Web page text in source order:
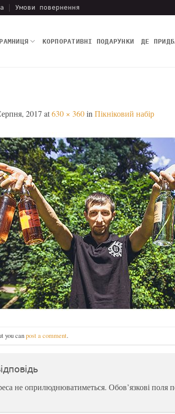
Умови повернення
КОРПОРАТИВНІ ПОДАРУНКИ ДЕ
2017 at630 × 360in Пікніковий набір
you canpost a comment.
не оприлюднюватиметься. Обов’язкові поля